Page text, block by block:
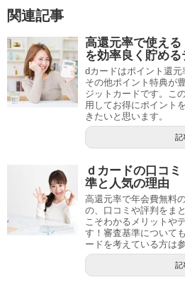
関連記事
高還元率で使え
を効率良く貯める
dカードはポイント還元
その他ポイント特典が
ジットカードです。こ
用してお得にポイント
きたいと思います。
記
ｄカードの口コ
準と人気の理由
高還元率で年会費無料
の、口コミや評判をま
こそわかるメリットや
す！審査基準について
ードを考えている方は
記